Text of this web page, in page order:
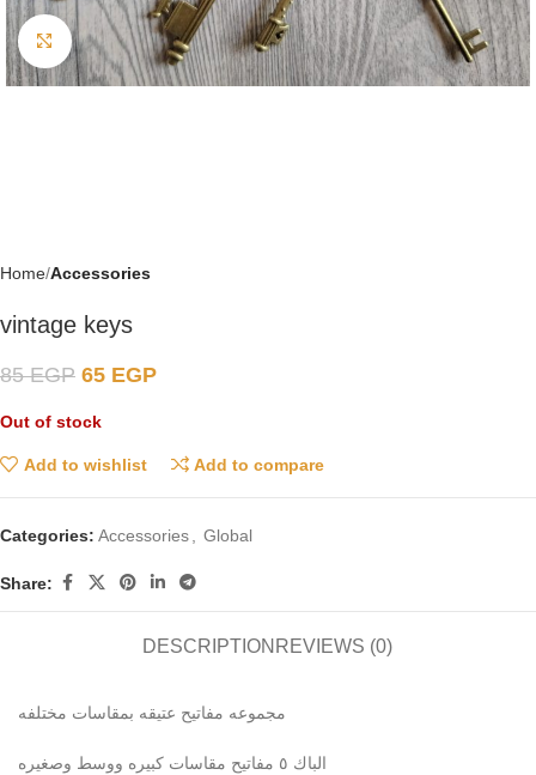
Click to enlarge
Home Accessories
vintage keys
85EGP 65 EGP
Out of stock
Add to wishlist Add to compare
Categories: Accessories, Global
Share:
DESCRIPTION REVIEWS (0)
مجموعه مفاتيح عتيقه بمقاسات مختلفه
الباك ٥ مفاتيح مقاسات كبيره ووسط وصغيره